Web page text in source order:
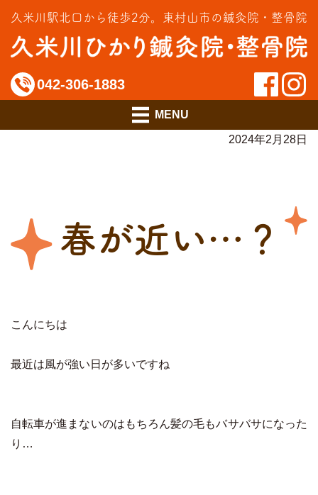
久米川駅北口から徒歩2分。 東村山市の鍼灸院・整骨院
042-306-1883
料金のご案内
アクセス
2024年2月28日
春が近い…？
こんにちは
最近は風が強い日が多いですね
自転車が進まないのはもちろん髪の毛もバサバサになった
り…